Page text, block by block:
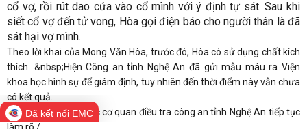
cổ vợ, rồi rút dao cứa vào cổ mình với ý định tự sát. Sau khi
siết cổ vợ đến tử vong, Hòa gọi điện báo cho người thân là đã
sát hại vợ mình.
Theo lời khai của Mong Văn Hòa, trước đó, Hòa có sử dụng chất kích
thích. &nbsp;Hiện Công an tỉnh Nghệ An đã gửi mẫu máu ra Viện
khoa học hình sự để giám định, tuy nhiên đến thời điểm này vẫn chưa
có kết quả.
Hiện vụ án đang được cơ quan điều tra công an tỉnh Nghệ An tiếp tục
Đã kết nối EMC